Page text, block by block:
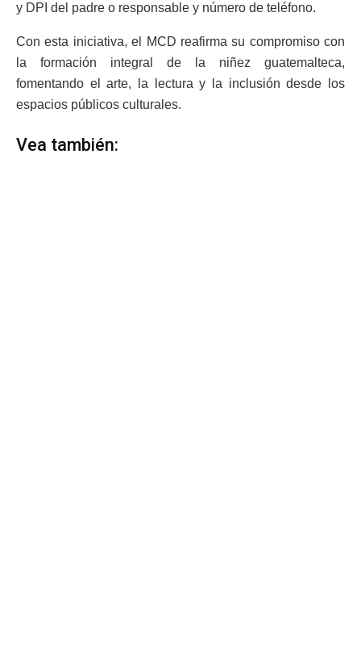
y DPI del padre o responsable y número de teléfono.
Con esta iniciativa, el MCD reafirma su compromiso con
la formación integral de la niñez guatemalteca,
fomentando el arte, la lectura y la inclusión desde los
espacios públicos culturales.
Vea también: